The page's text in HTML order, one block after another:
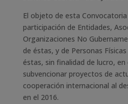
El objeto de esta
participación de Entidades,
Organizaciones No
de éstas, y de Personas
éstas, sin finalidad de lucro,
subvencionar proyectos de
cooperación internacional al
en el 2016.